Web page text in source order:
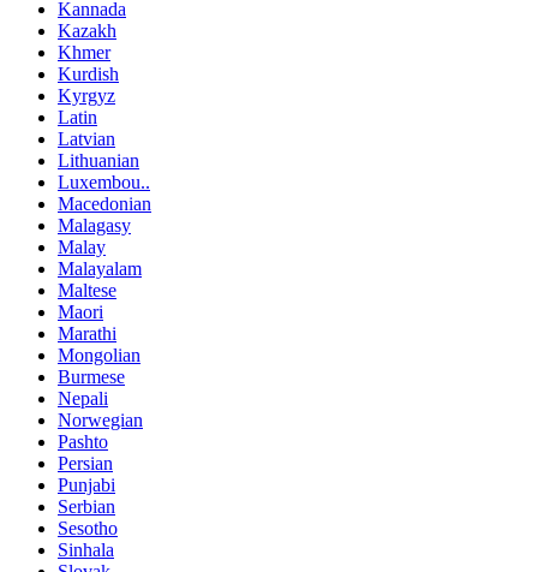
Kannada
Kazakh
Khmer
Kurdish
Kyrgyz
Latin
Latvian
Lithuanian
Luxembou..
Macedonian
Malagasy
Malay
Malayalam
Maltese
Maori
Marathi
Mongolian
Burmese
Nepali
Norwegian
Pashto
Persian
Punjabi
Serbian
Sesotho
Sinhala